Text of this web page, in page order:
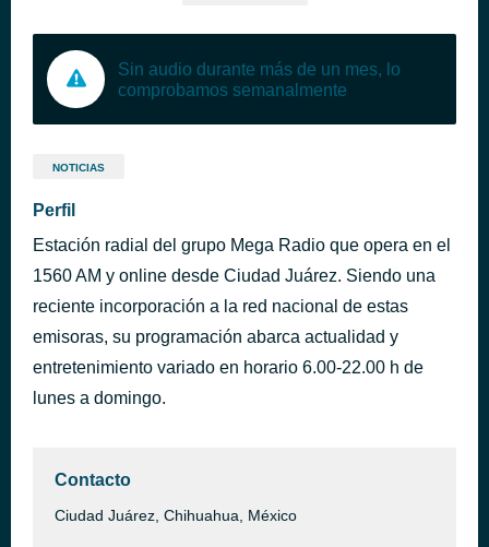
Sin audio durante más de un mes, lo
comprobamos semanalmente
NOTICIAS
Perfil
Estación radial del grupo Mega Radio que opera en el
1560 AM y online desde Ciudad Juárez. Siendo una
reciente incorporación a la red nacional de estas
emisoras, su programación abarca actualidad y
entretenimiento variado en horario 6.00-22.00 h de
lunes a domingo.
Contacto
Ciudad Juárez, Chihuahua, México